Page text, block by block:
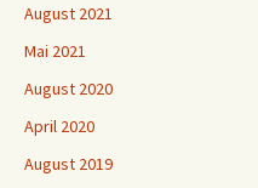
August 2021
Mai 2021
August 2020
April 2020
August 2019